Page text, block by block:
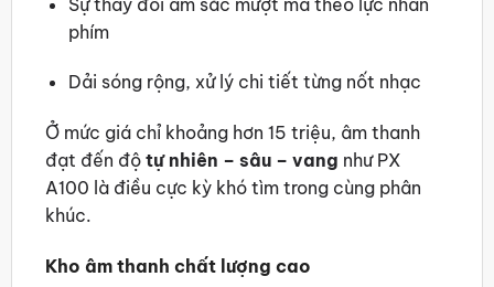
phím
Dải sóng rộng, xử lý chi tiết từng nốt nhạc
Ở mức giá chỉ khoảng hơn 15 triệu, âm thanh
đạt đến độ tự nhiên – sâu – vang như PX
A100 là điều cực kỳ khó tìm trong cùng phân
khúc.
Kho âm thanh chất lượng cao